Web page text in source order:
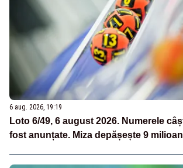
6 aug. 2026, 19:19
Loto 6/49, 6 august 2026. Numerele
fost anunțate. Miza depășește 9